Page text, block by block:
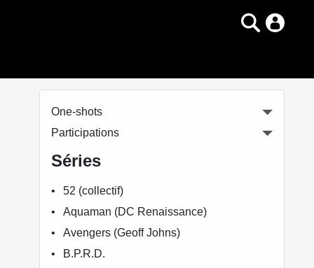
One-shots
Participations
Séries
52 (collectif)
Aquaman (DC Renaissance)
Avengers (Geoff Johns)
B.P.R.D.